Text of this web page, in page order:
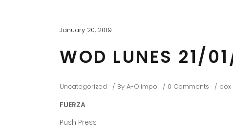
January 20, 2019
WOD LUNES 21/
Uncategorized By A-Olimpo 0 Comments
FUERZA
Push Press